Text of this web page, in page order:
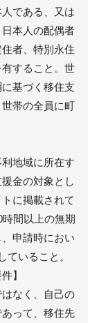
である、又は
本人の配偶者
者、特別永住
すること。世
基づく移住支
帯の全員に町
地域に所在す
金の対象とし
に掲載されて
間以上の無期
申請時におい
ていること。
】
なく、自己の
って、移住先